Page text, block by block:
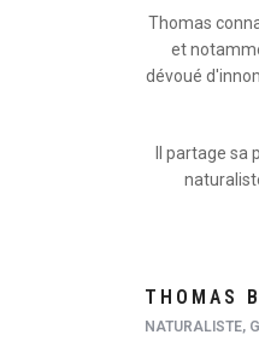
Thomas
et
dévoué
Il partage sa
THOMAS
NATURALISTE,